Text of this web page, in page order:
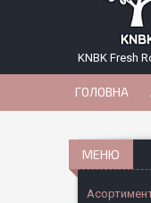
KNBK Fresh
ГОЛОВНА